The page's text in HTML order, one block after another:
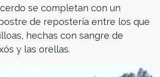
se completan con un
de repostería entre los que
hechas con sangre de
y las orellas.